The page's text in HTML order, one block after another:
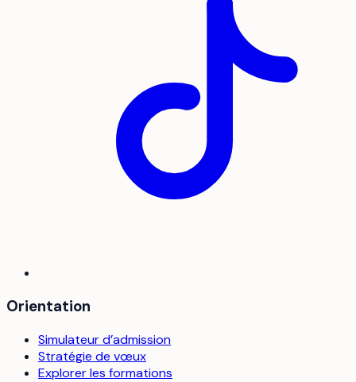
Orientation
Simulateur d’admission
Stratégie de vœux
Explorer les formations